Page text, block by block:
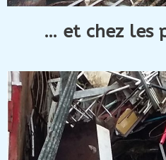
… et chez les